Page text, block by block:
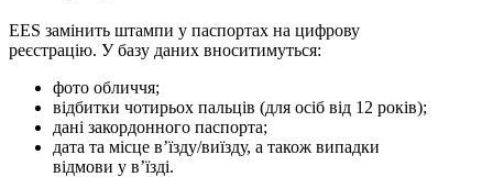
EES замінить штампи у паспортах на цифрову
реєстрацію. У базу даних вноситимуться:
фото обличчя;
відбитки чотирьох пальців (для осіб від 12 років);
дані закордонного паспорта;
дата та місце в’їзду/виїзду, а також випадки
відмови у в’їзді.